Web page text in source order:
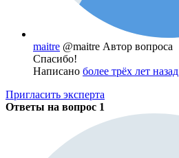
maitre @maitre Автор вопроса
Спасибо!
Написано более трёх лет назад
Пригласить эксперта
Ответы на вопрос 1